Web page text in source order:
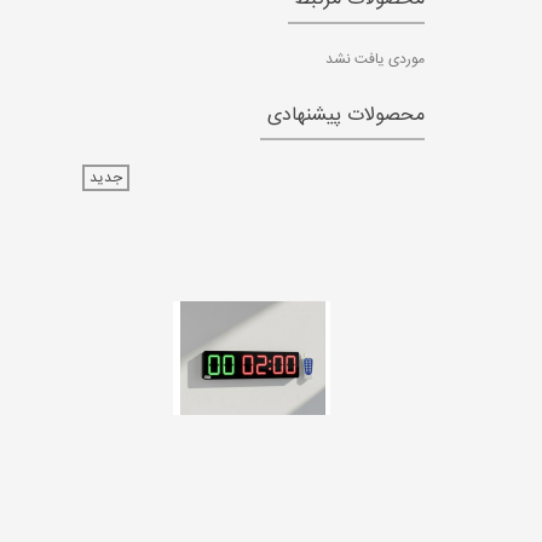
موردی یافت نشد
محصولات پیشنهادی
جدید